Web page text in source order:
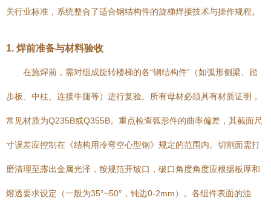
关行业标准，系统整合了适合钢结构件的旋梯焊接技术与操作规程。
1. 焊前准备与材料验收
在施焊前，需对组成旋转楼梯的各“钢结构件”（如弧形侧梁、踏
步板、中柱、连接牛腿等）进行复验。所有母材必须具有材质证明，
常见材质为Q235B或Q355B。重点检查弧形件的曲率偏差，其截面尺
寸误差应控制在《结构用冷弯空心型钢》规定的范围内。切割面需打
磨清理至露出金属光泽，按规范开坡口，破口角度角度应根据板厚和
熔透要求设定（一般为35°~50°，钝边0-2mm）。各组件表面的油